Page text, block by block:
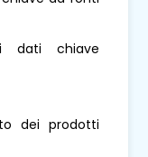
dati chiave
dei prodotti